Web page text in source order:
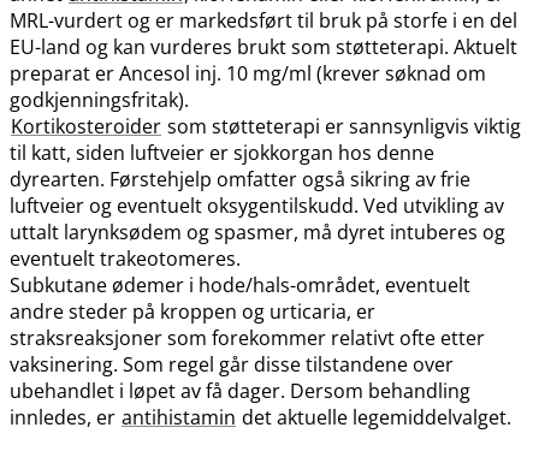
MRL-vurdert og er markedsført til bruk på storfe i en del
EU-land og kan vurderes brukt som støtteterapi. Aktuelt
preparat er Ancesol inj. 10 mg/ml (krever søknad om
godkjenningsfritak).
Kortikosteroider som støtteterapi er sannsynligvis viktig
til katt, siden luftveier er sjokkorgan hos denne
dyrearten. Førstehjelp omfatter også sikring av frie
luftveier og eventuelt oksygentilskudd. Ved utvikling av
uttalt larynksødem og spasmer, må dyret intuberes og
eventuelt trakeotomeres.
Subkutane ødemer i hode​/​hals-området, eventuelt
andre steder på kroppen og urticaria, er
straksreaksjoner som forekommer relativt ofte etter
vaksinering. Som regel går disse tilstandene over
ubehandlet i løpet av få dager. Dersom behandling
innledes, er antihistamin det aktuelle legemiddelvalget.